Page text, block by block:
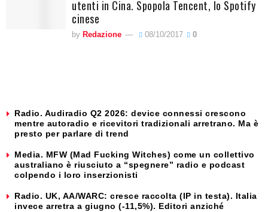
utenti in Cina. Spopola Tencent, lo Spotify
cinese
by Redazione 08/10/2017 0
Radio. Audiradio Q2 2026: device connessi crescono
mentre autoradio e ricevitori tradizionali arretrano. Ma è
presto per parlare di trend
Media. MFW (Mad Fucking Witches) come un collettivo
australiano è riusciuto a “spegnere” radio e podcast
colpendo i loro inserzionisti
Radio. UK, AA/WARC: cresce raccolta (IP in testa). Italia
invece arretra a giugno (-11,5%). Editori anziché